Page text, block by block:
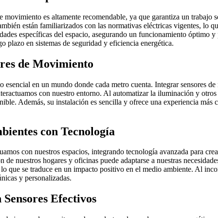
es altamente recomendable, ya que garantiza un
están familiarizados con las normativas eléctricas vigentes, lo
específicas del espacio, asegurando un funcionamiento
en sistemas de seguridad y eficiencia energética.
de Movimiento
en un mundo donde cada metro cuenta. Integrar sensores
con nuestro entorno. Al automatizar la iluminación y
Además, su instalación es sencilla y ofrece una experiencia
con Tecnología
con nuestros espacios, integrando tecnología avanzada para
nuestros hogares y oficinas puede adaptarse a nuestras
que se traduce en un impacto positivo en el medio ambiente. Al
y personalizadas.
Efectivos